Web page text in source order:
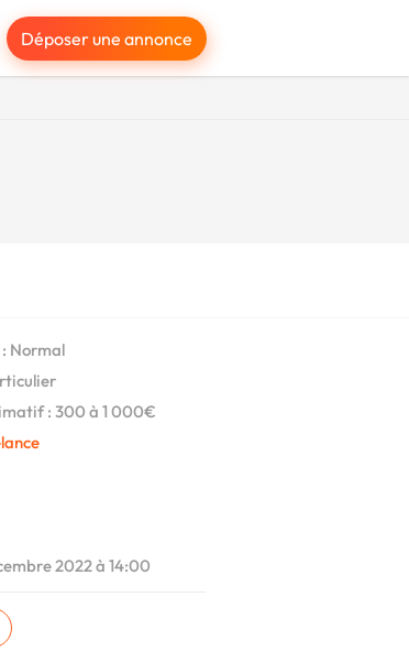
Déposer une annonce
Normal
: 300 à 1 000€
2022 à 14:00